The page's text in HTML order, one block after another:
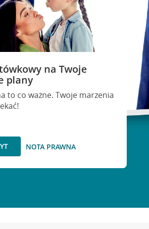
na Twoje
plany
to co ważne. Twoje marzenia
NOTA PRAWNA